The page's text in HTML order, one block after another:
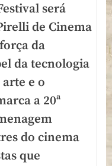
será
de Cinema
da
da tecnologia
e o
a 20ª
do cinema
que